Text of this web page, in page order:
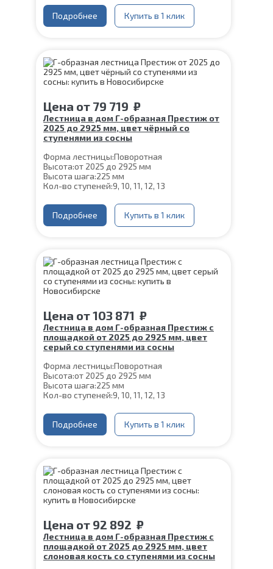
Угол наклона:45°
Ширина марша:
900 мм
Конструкция:На монокосоуре
Материал ступеней:Сосна
Срок гарантии (на металлокаркас):25 лет
Подробнее Купить в 1 клик
Цена от 79 719 ₽
Лестница в дом Г-образная Престиж от
2025 до 2925 мм, цвет чёрный со
ступенями из сосны
Форма лестницы:Поворотная
Высота:от 2025 до 2925 мм
Высота шага:225 мм
Кол-во ступеней:9, 10, 11, 12, 13
Глубина ступени:
300 мм
Ширина марша:
900 мм
Материал каркаса:Сталь
Угол наклона: 45°
Срок гарантии (на металлокаркас):25 лет
Подробнее Купить в 1 клик
Цена от103 871 ₽
Лестница в дом Г-образная Престиж с
площадкой от 2025 до 2925 мм, цвет
серый со ступенями из сосны
Форма лестницы:Поворотная
Высота:от 2025 до 2925 мм
Высота шага:225 мм
Кол-во ступеней:9, 10, 11, 12, 13
Глубина ступени:
300 мм
Конструкция: На монокосоуре
Материал каркаса:Сталь
Угол наклона: 45°
Срок гарантии (на металлокаркас):25 лет
Подробнее Купить в 1 клик
Цена от 92 892 ₽
Лестница в дом Г-образная Престиж с
площадкой от 2025 до 2925 мм, цвет
слоновая кость со ступенями из сосны